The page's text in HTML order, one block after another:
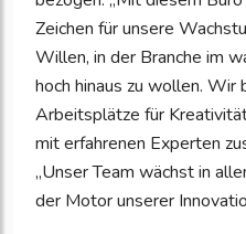
Zeichen für unsere
Willen, in der Branche im
hoch hinaus zu wollen. Wir
Arbeitsplätze für
mit erfahrenen Experten
„Unser Team wächst in
der Motor unserer